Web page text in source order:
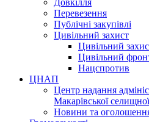
Довкілля
Перевезення
Публічні закупівлі
Цивільний захист
Цивільний
Цивільний
Нацспротив
ЦНАП
Центр надання
Макарівської
Новини та